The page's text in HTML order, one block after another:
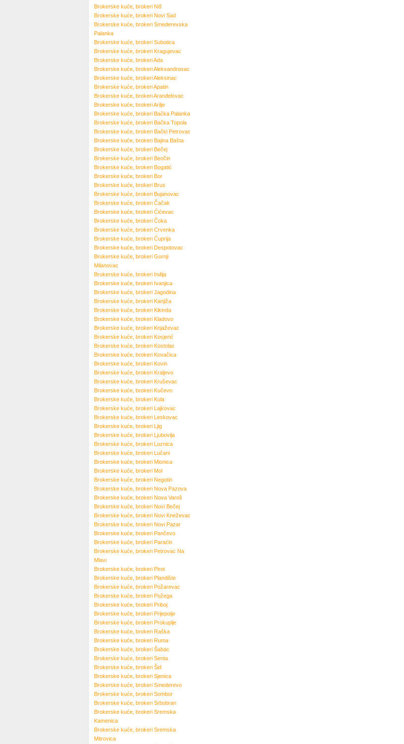
Brokerske kuće, brokeri Niš
Brokerske kuće, brokeri Novi Sad
Brokerske kuće, brokeri Smederevska
Palanka
Brokerske kuće, brokeri Subotica
Brokerske kuće, brokeri Kragujevac
Brokerske kuće, brokeriAda
Brokerske kuće, brokeriAleksandrovac
Brokerske kuće, brokeriAleksinac
Brokerske kuće, brokeriApatin
Brokerske kuće, brokeriAranđelovac
Brokerske kuće, brokeriArilje
Brokerske kuće, brokeri Bačka Palanka
Brokerske kuće, brokeri Bačka Topola
Brokerske kuće, brokeri Bački Petrovac
Brokerske kuće, brokeri Bajina Bašta
Brokerske kuće, brokeri Bečej
Brokerske kuće, brokeri Beočin
Brokerske kuće, brokeri Bogatić
Brokerske kuće, brokeri Bor
Brokerske kuće, brokeri Brus
Brokerske kuće, brokeri Bujanovac
Brokerske kuće, brokeri Čačak
Brokerske kuće, brokeri Ćićevac
Brokerske kuće, brokeri Čoka
Brokerske kuće, brokeri Crvenka
Brokerske kuće, brokeri Ćuprija
Brokerske kuće, brokeri Despotovac
Brokerske kuće, brokeri Gornji
Milanovac
Brokerske kuće, brokeri Inđija
Brokerske kuće, brokeri Ivanjica
Brokerske kuće, brokeri Jagodina
Brokerske kuće, brokeri Kanjiža
Brokerske kuće, brokeri Kikinda
Brokerske kuće, brokeri Kladovo
Brokerske kuće, brokeri Knjaževac
Brokerske kuće, brokeri Kosjerić
Brokerske kuće, brokeri Kostolac
Brokerske kuće, brokeri Kovačica
Brokerske kuće, brokeri Kovin
Brokerske kuće, brokeri Kraljevo
Brokerske kuće, brokeri Kruševac
Brokerske kuće, brokeri Kučevo
Brokerske kuće, brokeri Kula
Brokerske kuće, brokeri Lajkovac
Brokerske kuće, brokeri Leskovac
Brokerske kuće, brokeri Ljig
Brokerske kuće, brokeri Ljubovija
Brokerske kuće, brokeri Loznica
Brokerske kuće, brokeri Lučani
Brokerske kuće, brokeri Mionica
Brokerske kuće, brokeri Mol
Brokerske kuće, brokeri Negotin
Brokerske kuće, brokeri Nova Pazova
Brokerske kuće, brokeri Nova Varoš
Brokerske kuće, brokeri Novi Bečej
Brokerske kuće, brokeri Novi Kneževac
Brokerske kuće, brokeri Novi Pazar
Brokerske kuće, brokeri Pančevo
Brokerske kuće, brokeri Paraćin
Brokerske kuće, brokeri Petrovac Na
Mlavi
Brokerske kuće, brokeri Pirot
Brokerske kuće, brokeri Plandište
Brokerske kuće, brokeri Požarevac
Brokerske kuće, brokeri Požega
Brokerske kuće, brokeri Priboj
Brokerske kuće, brokeri Prijepolje
Brokerske kuće, brokeri Prokuplje
Brokerske kuće, brokeri Raška
Brokerske kuće, brokeri Ruma
Brokerske kuće, brokeri Šabac
Brokerske kuće, brokeri Senta
Brokerske kuće, brokeri Šid
Brokerske kuće, brokeri Sjenica
Brokerske kuće, brokeri Smederevo
Brokerske kuće, brokeri Sombor
Brokerske kuće, brokeri Srbobran
Brokerske kuće, brokeri Sremska
Kamenica
Brokerske kuće, brokeri Sremska
Mitrovica